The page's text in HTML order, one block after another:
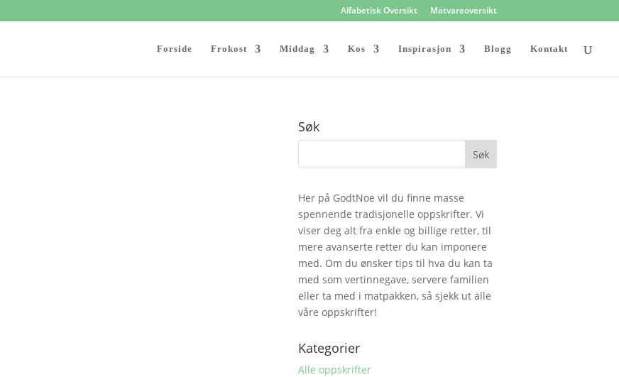
Alfabetisk Oversikt Matvareoversikt
Forside Frokost Middag Kos Inspirasjon Blogg Kontakt
Søk
Her på GodtNoe vil du finne masse
spennende tradisjonelle oppskrifter. Vi
viser deg alt fra enkle og billige retter, til
mere avanserte retter du kan imponere
med. Om du ønsker tips til hva du kan ta
med som vertinnegave, servere familien
eller ta med i matpakken, så sjekk ut alle
våre oppskrifter!
Kategorier
Alle oppskrifter